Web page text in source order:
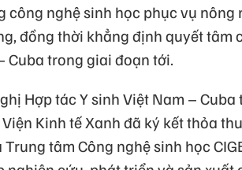
công nghệ sinh học phục vụ nông
đồng thời khẳng định quyết tâm
Cuba trong giai đoạn tới.
Hợp tác Y sinh Việt Nam –
Kinh tế Xanh đã ký kết thỏa
tâm Công nghệ sinh học